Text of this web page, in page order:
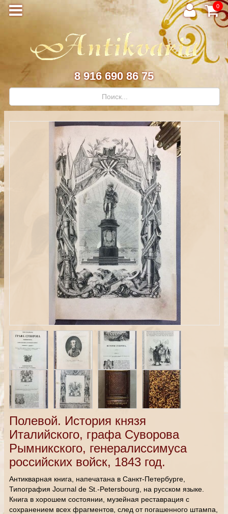
0
8 916 690 86 75
Полевой. История князя
Италийского, графа Суворова
Рымникского, генералиссимуса
российских войск, 1843 год.
Антикварная книга, напечатана в Санкт-Петербурге,
Типография Journal de St.-Petersbourg, на русском языке.
Книга в хорошем состоянии, музейная реставрация с
сохранением всех фрагментов, след от погашенного штампа,